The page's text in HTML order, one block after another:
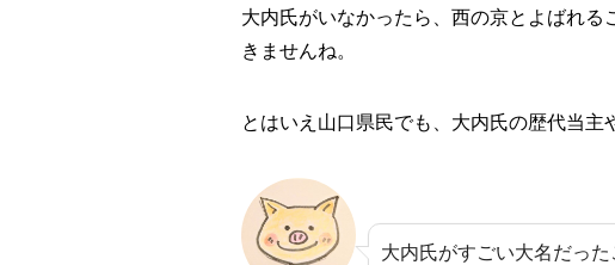
大内氏がいなかったら、西の京とよばれ
きませんね。
とはいえ山口県民でも、大内氏の歴代当主
大内氏がすごい大名だっ